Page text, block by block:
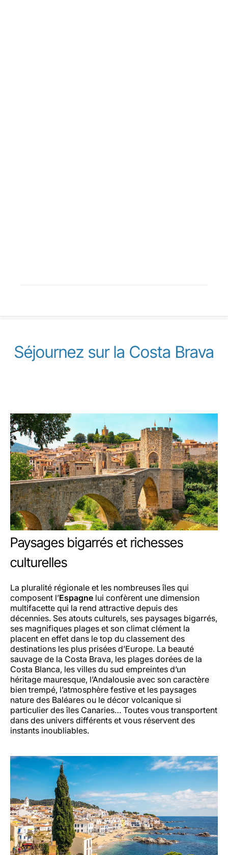
Séjournez sur la Costa Brava
Paysages bigarrés et richesses
culturelles
La pluralité régionale et les nombreuses îles qui
composent l’Espagne lui confèrent une dimension
multifacette qui la rend attractive depuis des
décennies. Ses atouts culturels, ses paysages bigarrés,
ses magnifiques plages et son climat clément la
placent en effet dans le top du classement des
destinations les plus prisées d’Europe. La beauté
sauvage de la Costa Brava, les plages dorées de la
Costa Blanca, les villes du sud empreintes d’un
héritage mauresque, l’Andalousie avec son caractère
bien trempé, l’atmosphère festive et les paysages
nature des Baléares ou le décor volcanique si
particulier des îles Canaries… Toutes vous transportent
dans des univers différents et vous réservent des
instants inoubliables.